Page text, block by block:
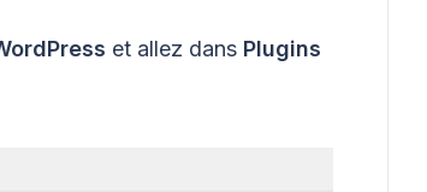
et allez dans Plugins